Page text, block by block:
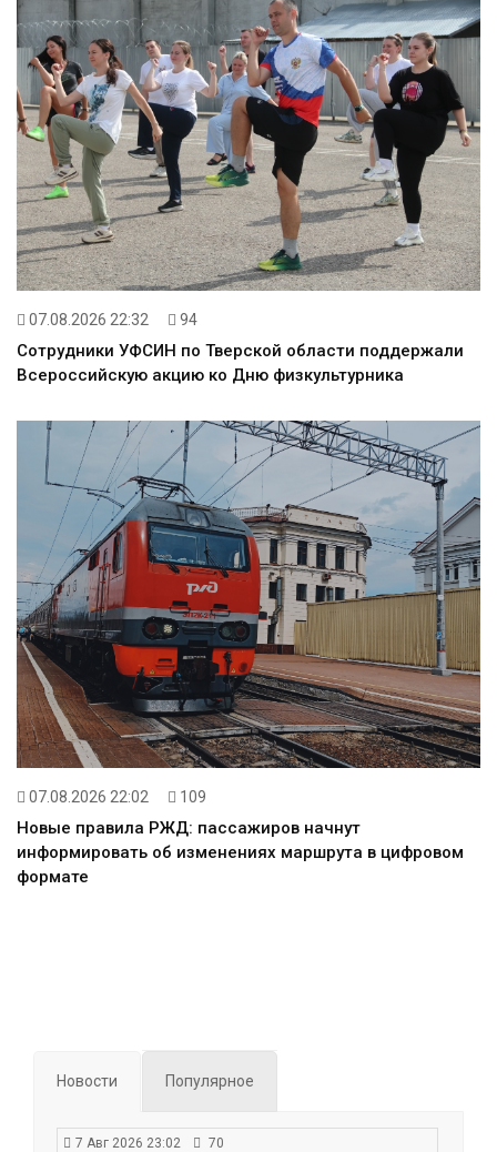
07.08.2026 22:32 94
Сотрудники УФСИН по Тверской области поддержали
Всероссийскую акцию ко Дню физкультурника
07.08.2026 22:02 109
Новые правила РЖД: пассажиров начнут
информировать об изменениях маршрута в цифровом
формате
Новости Популярное
7 Авг 2026 23:02 70